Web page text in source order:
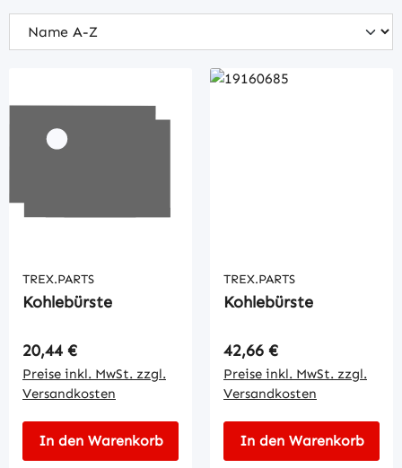
TREX.PARTS
Kohlebürste
Regulärer Preis:
20,44 €
Preise inkl. MwSt. zzgl.
Versandkosten
In den Warenkorb
TREX.PARTS
Kohlebürste
Regulärer Preis:
42,66 €
Preise inkl. MwSt. zzgl.
Versandkosten
In den Warenkorb